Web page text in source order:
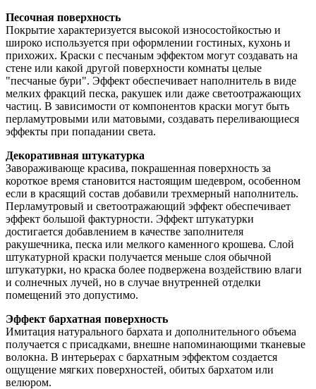
Песочная поверхность
Покрытие характеризуется высокой износостойкостью и
широко используется при оформлении гостиных, кухонь и
прихожих. Краски с песчаным эффектом могут создавать на
стене или какой другой поверхности комнаты целые
"песчаные бури". Эффект обеспечивает наполнитель в виде
мелких фракций песка, ракушек или даже светоотражающих
частиц. В зависимости от компонентов краски могут быть
перламутровыми или матовыми, создавать переливающиеся
эффекты при попадании света.
Декоративная штукатурка
Завораживающе красива, покрашенная поверхность за
короткое время становится настоящим шедевром, особенном
если в красящий состав добавили трехмерный наполнитель.
Перламутровый и светоотражающий эффект обеспечивает
эффект большой фактурности. Эффект штукатурки
достигается добавлением в качестве заполнителя
ракушечника, песка или мелкого каменного крошева. Слой
штукатурной краски получается меньше слоя обычной
штукатурки, но краска более подвержена воздействию влаги
и солнечных лучей, но в случае внутренней отделки
помещений это допустимо.
Эффект бархатная поверхность
Имитация натурального бархата и дополнительного объема
получается с присадками, внешне напоминающими тканевые
волокна. В интерьерах с бархатным эффектом создается
ощущение мягких поверхностей, обитых бархатом или
велюром.